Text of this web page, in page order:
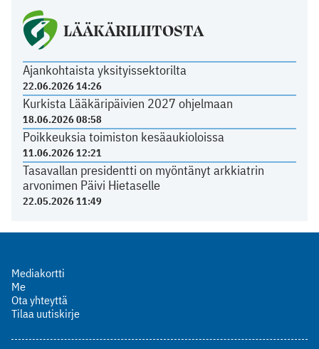
LÄÄKÄRILIITOSTA
Ajankohtaista yksityissektorilta
22.06.2026 14:26
Kurkista Lääkäripäivien 2027 ohjelmaan
18.06.2026 08:58
Poikkeuksia toimiston kesäaukioloissa
11.06.2026 12:21
Tasavallan presidentti on myöntänyt arkkiatrin
arvonimen Päivi Hietaselle
22.05.2026 11:49
Mediakortti
Me
Ota yhteyttä
Tilaa uutiskirje